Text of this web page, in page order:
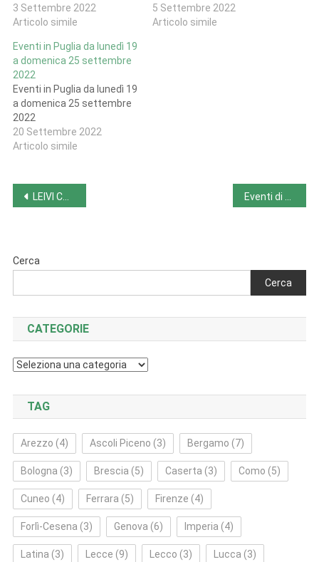
3 Settembre 2022
Articolo simile
5 Settembre 2022
Articolo simile
Eventi in Puglia da lunedì 19
a domenica 25 settembre
2022
Eventi in Puglia da lunedì 19
a domenica 25 settembre
2022
20 Settembre 2022
Articolo simile
Navigazione
LEIVI CRITICAL BEER 2022 da venerdì 2 a domenica 4 settembre a Leivi (GE)
Cerca
Cerca
CATEGORIE
Categorie
TAG
Arezzo (4) Ascoli Piceno (3) Bergamo (7)
Bologna (3) Brescia (5) Caserta (3) Como (5)
Cuneo (4) Ferrara (5) Firenze (4)
Forlì‑Cesena (3) Genova (6) Imperia (4)
Latina (3) Lecce (9) Lecco (3) Lucca (3)